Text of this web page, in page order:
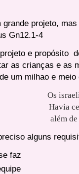
grande projeto,
Gn12.1-4
e propósito
as crianças e as
um milhao e
Os
Havia
além
alguns
faz